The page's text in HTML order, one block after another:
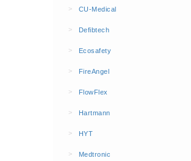
Brandblusmiddelen
Schuimblussers (6)
Brandmelders
CO melders (2)
> CU-Medical
> Defibtech
> Ecosafety
> FireAngel
> FlowFlex
> Hartmann
> HYT
> Medtronic